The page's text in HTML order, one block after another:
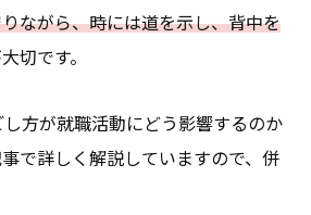
ながら、時には道を示し、背中を
切です。
方が就職活動にどう影響するのか
で詳しく解説していますので、併